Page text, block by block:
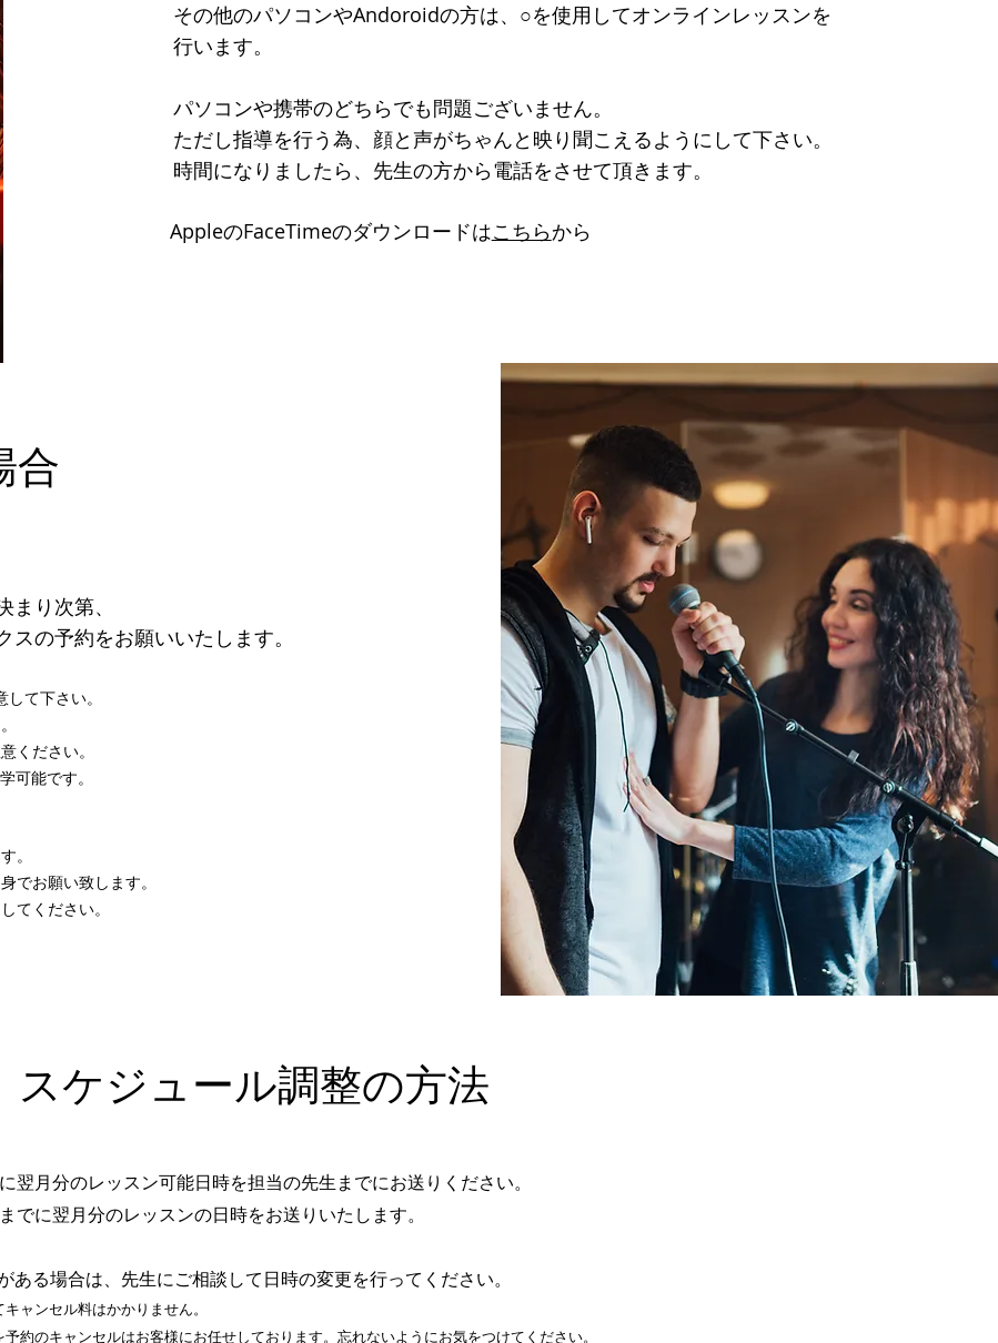
その他のパソコンやAndoroidの方は、○を使用してオンラインレッスンを
行います。
パソコンや携帯のどちらでも問題ございません。
ただし指導を行う為、顔と声がちゃんと映り聞こえるようにして下さい。
​時間になりましたら、先生の方から電話をさせて頂きます。
AppleのFaceTimeのダウンロードはこちらから
合
り次第、​
の予約をお願いいたします。
て下さい。
ください。
可能です。
。
でお願い致します。
てください。
スケジュール調整の方法
翌月分のレッスン可能日時を担当の先生までにお送りください。
でに翌月分のレッスンの日時をお送りいたします。
ある場合は、先生にご相談して日時の変更を行ってください。
キャンセル料はかかりません。
予約のキャンセルはお客様にお任せしております。忘れないようにお気をつけてください。